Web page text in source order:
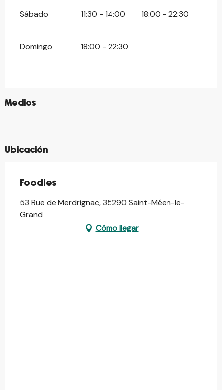
Sábado 11:30 - 14:00 18:00 - 22:30
Domingo 18:00 - 22:30
Medios
©
©
Ubicación
Foodies
53 Rue de Merdrignac, 35290 Saint-Méen-le-
Grand
Cómo llegar